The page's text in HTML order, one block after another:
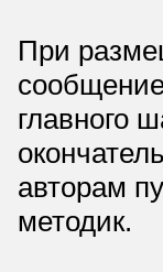
При
главного
авторам
методик.